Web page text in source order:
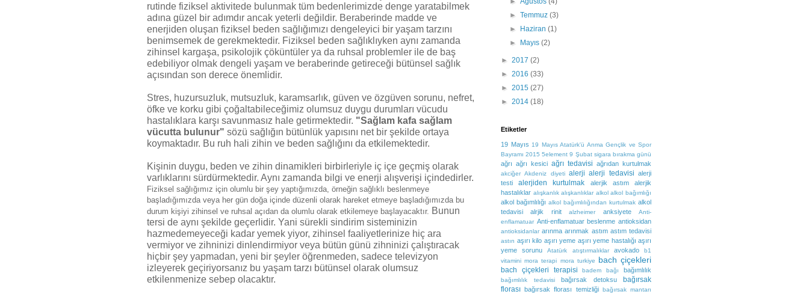
rutinde fiziksel aktivitede bulunmak tüm bedenlerimizde denge yaratabilmek
adına güzel bir adımdır ancak yeterli değildir. Beraberinde madde ve
enerjiden oluşan fiziksel beden sağlığımızı dengeleyici bir yaşam tarzını
benimsemek de gerekmektedir. Fiziksel beden sağlıklıyken aynı zamanda
zihinsel kargaşa, psikolojik çöküntüler ya da ruhsal problemler ile de baş
edebiliyor olmak dengeli yaşam ve beraberinde getireceği bütünsel sağlık
açısından son derece önemlidir.
Stres, huzursuzluk, mutsuzluk, karamsarlık, güven ve özgüven sorunu, nefret,
öfke ve korku gibi çoğaltabileceğimiz olumsuz duygu durumları vücudu
hastalıklara karşı savunmasız hale getirmektedir. "Sağlam kafa sağlam
vücutta bulunur" sözü sağlığın bütünlük yapısını net bir şekilde ortaya
koymaktadır. Bu ruh hali zihin ve beden sağlığını da etkilemektedir.
Kişinin duygu, beden ve zihin dinamikleri birbirleriyle iç içe geçmiş olarak
varlıklarını sürdürmektedir. Aynı zamanda bilgi ve enerji alışverişi içindedirler.
Fiziksel sağlığımız için olumlu bir şey yaptığımızda, örneğin sağlıklı beslenmeye
başladığımızda veya her gün doğa içinde düzenli olarak hareket etmeye başladığımızda bu
durum kişiyi zihinsel ve ruhsal açıdan da olumlu olarak etkilemeye başlayacaktır. Bunun
tersi de aynı şekilde geçerlidir. Yani sürekli sindirim sisteminizin
hazmedemeyeceği kadar yemek yiyor, zihinsel faaliyetlerinize hiç ara
vermiyor ve zihninizi dinlendirmiyor veya bütün günü zihninizi çalıştıracak
hiçbir şey yapmadan, yeni bir şeyler öğrenmeden, sadece televizyon
izleyerek geçiriyorsanız bu yaşam tarzı bütünsel olarak olumsuz
etkilenmenize sebep olacaktır.
►Temmuz(3)
►
Haziran(1)
►
Mayıs(2)
► 2017 (2)
► 2016 (33)
► 2015 (27)
► 2014 (18)
Etiketler
19 Mayıs 19 Mayıs Atatürk'ü Anma Gençlik ve Spor
Bayramı 2015 5element 9 Şubat sigara bırakma günü
ağrı ağrı kesici ağrı tedavisi ağrıdan kurtulmak
akciğer Akdeniz diyeti alerji alerji tedavisi alerji
testi
alerjiden kurtulmak alerjik astım
alerjik
hastalıklar alışkanlık alışkanlıklar alkol alkol bağımlığı
alkol bağımlılığı alkol bağımlılığından kurtulmak alkol
tedavisi
alrjik rinit alzheimer anksiyete
Anti-
enflamatuar Anti-enflamatuar beslenme antioksidan
antioksidanlar arınma arınmak astım astım tedavisi
astın aşırı kilo aşırı yeme aşırı yeme hastalığı aşırı
yeme sorunu
Atatürk atıştırmalıklar avokado
b1
vitamini mora terapi mora turkiye
bach çiçekleri
bach çiçekleri terapisi badem bağı bağımlılık
bağımlılık tedavisi bağırsak detoksu
bağırsak
florası bağırsak florası temizliği bağırsak mantarı